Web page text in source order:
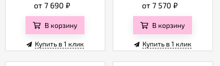
от 7 690₽
В корзину
Купить в 1 клик
от 7 570 ₽
В корзину
Купить в 1 клик